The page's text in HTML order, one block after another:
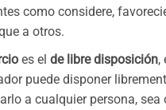
como considere,
a otros.
es el de libre disposición,
puede disponer
a cualquier persona, sea